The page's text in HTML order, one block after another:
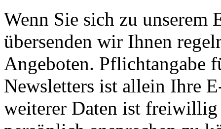
Wenn Sie sich zu unserem
übersenden wir Ihnen
Angeboten. Pflichtangabe
Newsletters ist allein Ihre
weiterer Daten ist